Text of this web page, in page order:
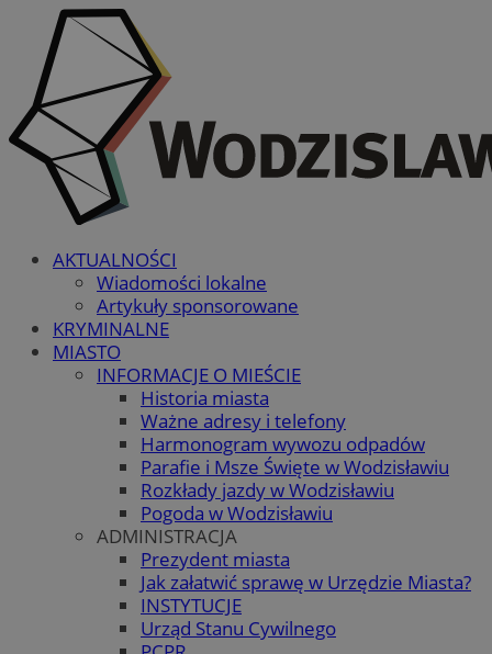
AKTUALNOŚCI
Wiadomości lokalne
Artykuły sponsorowane
KRYMINALNE
MIASTO
INFORMACJE O MIEŚCIE
Historia miasta
Ważne adresy i telefony
Harmonogram wywozu odpadów
Parafie i Msze Święte w Wodzisławiu
Rozkłady jazdy w Wodzisławiu
Pogoda w Wodzisławiu
ADMINISTRACJA
Prezydent miasta
Jak załatwić sprawę w Urzędzie Miasta?
INSTYTUCJE
Urząd Stanu Cywilnego